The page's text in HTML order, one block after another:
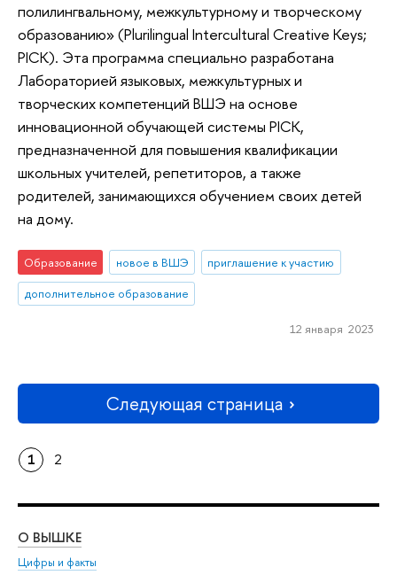
полилингвальному, межкультурному и творческому
образованию» (Plurilingual Intercultural Creative Keys;
PICK). Эта программа специально разработана
Лабораторией языковых, межкультурных и
творческих компетенций ВШЭ на основе
инновационной обучающей системы PICK,
предназначенной для повышения квалификации
школьных учителей, репетиторов, а также
родителей, занимающихся обучением своих детей
на дому.
Образование новое в ВШЭ
приглашение к участию
дополнительное образование
12 января 2023
Следующая страница
1 2
О ВЫШКЕ
Цифры и факты